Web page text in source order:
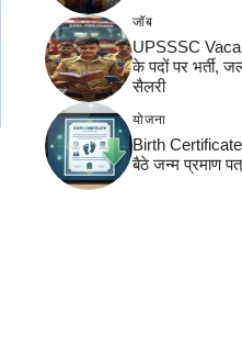
जॉब
UPSSSC
के पदों पर भर्ती,
सैलरी
योजना
Birth
बैठे जन्म प्रमाण